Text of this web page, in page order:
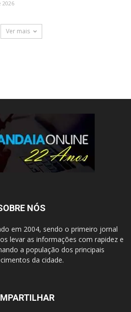
2026
Ver mais
NÓS
em 2004, sendo o primeiro jornal
levar as informações com rapidez e
a população dos principais
da cidade.